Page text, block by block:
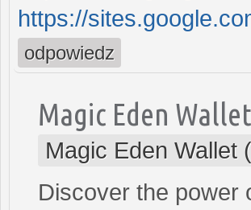
https://
odpowiedz
Magic Eden Wallet
Magic Eden Wallet
Discover the power